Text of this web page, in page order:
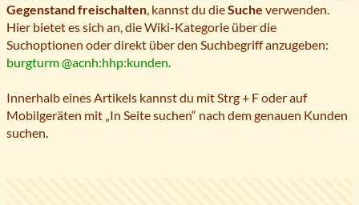
Gegenstand freischalten , kannst du dieSuche verwenden.
Hier bietet es sich an, die Wiki-Kategorie über die
Suchoptionen oder direkt über den Suchbegriff anzugeben:
burgturm @acnh:hhp:kunden
Innerhalb eines Artikels kannst du mit Strg + F oder auf
Mobilgeräten mit „In Seite suchen“ nach dem genauen Kunden
suchen.